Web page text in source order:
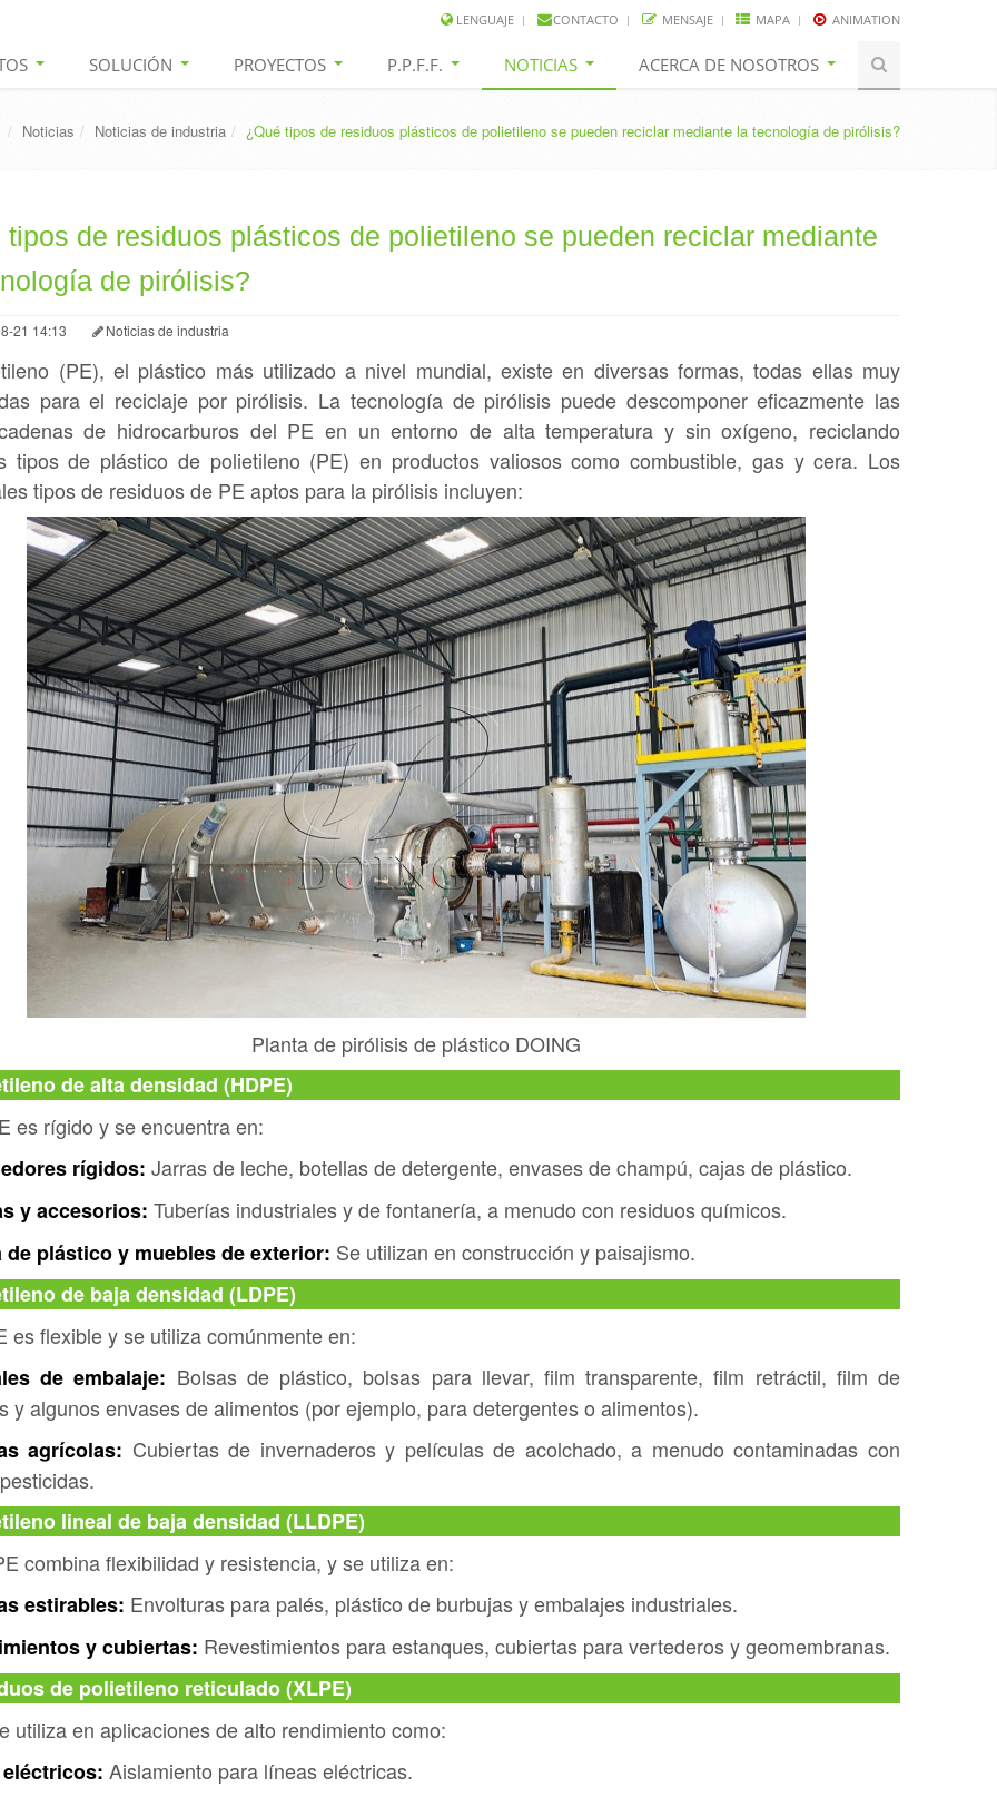
LENGUAJE CONTACTO MENSAJE MAPA ANIMATION
SOLUCIÓN PROYECTOS P.P.F.F. NOTICIAS ACERCA DE NOSOTROS
/ Noticias / Noticias de industria / ¿Qué tipos de residuos plásticos de polietileno se pueden reciclar mediante la tecnología de pirólisis?
tipos de residuos plásticos de polietileno se pueden reciclar mediante
de pirólisis?
21 14:13 Noticias de industria
(PE), el plástico más utilizado a nivel mundial, existe en diversas formas, todas ellas muy
para el reciclaje por pirólisis. La tecnología de pirólisis puede descomponer eficazmente las
de hidrocarburos del PE en un entorno de alta temperatura y sin oxígeno, reciclando
tipos de plástico de polietileno (PE) en productos valiosos como combustible, gas y cera. Los
tipos de residuos de PE aptos para la pirólisis incluyen:
Planta de pirólisis de plástico DOING
de alta densidad (HDPE)
es rígido y se encuentra en:
rígidos: Jarras de leche, botellas de detergente, envases de champú, cajas de plástico.
y accesorios: Tuberías industriales y de fontanería, a menudo con residuos químicos.
de plástico y muebles de exterior: Se utilizan en construcción y paisajismo.
de baja densidad (LDPE)
es flexible y se utiliza comúnmente en:
de embalaje: Bolsas de plástico, bolsas para llevar, film transparente, film retráctil, film de
y algunos envases de alimentos (por ejemplo, para detergentes o alimentos).
agrícolas: Cubiertas de invernaderos y películas de acolchado, a menudo contaminadas con
lineal de baja densidad (LLDPE)
combina flexibilidad y resistencia, y se utiliza en:
estirables: Envolturas para palés, plástico de burbujas y embalajes industriales.
y cubiertas: Revestimientos para estanques, cubiertas para vertederos y geomembranas.
de polietileno reticulado (XLPE)
utiliza en aplicaciones de alto rendimiento como:
Aislamiento para líneas eléctricas.